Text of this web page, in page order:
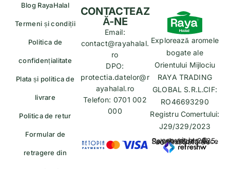
Blog RayaHalal
Termeni și condiții
Politica de
confidențialitate
Plata și politica de
livrare
Politica de retur
Formular de
retragere din
Explorează aromele
bogate ale
Orientului Mijlociu
RAYA TRADING
GLOBAL S.R.L.CIF:
RO46693290
Registru Comertului:
J29/329/2023
copyrights © Rayahalal.ro 2025. Soluție eCommerce administrată de
CONTACTEAZ
Ă-NE
Email:
contact@rayahalal.
ro
DPO:
protectia.datelor@r
ayahalal.ro
Telefon: 0701 002
000